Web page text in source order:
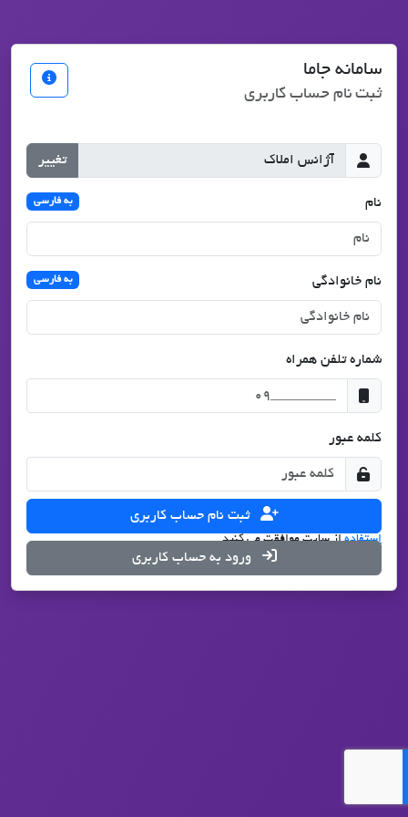
سامانه جاما
ثبت نام حساب کاربری
تغییر
نام به فارسی
نام خانوادگی به فارسی
شماره تلفن همراه
کلمه عبور
با درخواست ثبت نام، شما با تمامی قوانینحریم شخصی
استفادهاز سایت موافقت می کنید.
ثبت نام حساب کاربری
ورود به حساب کاربری